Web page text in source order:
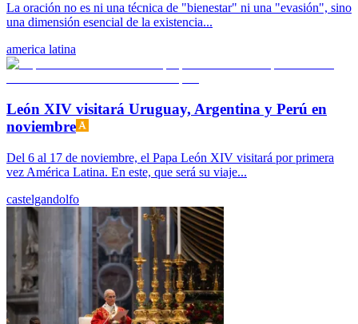
La oración no es ni una técnica de "bienestar" ni una "evasión", sino
una dimensión esencial de la existencia...
america latina
León XIV visitará Uruguay, Argentina y Perú en
noviembre
Del 6 al 17 de noviembre, el Papa León XIV visitará por primera
vez América Latina. En este, que será su viaje...
castelgandolfo